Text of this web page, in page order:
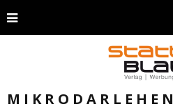
MIKRODARLEHEN